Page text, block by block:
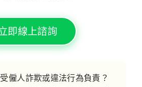
即線上諮詢
僱人詐欺或違法行為負責？